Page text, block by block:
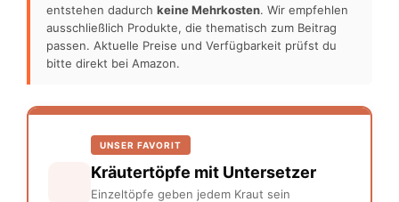
entstehen dadurch keine Mehrkosten. Wir empfehlen
ausschließlich Produkte, die thematisch zum Beitrag
passen. Aktuelle Preise und Verfügbarkeit prüfst du
bitte direkt bei Amazon.
UNSER FAVORIT
Kräutertöpfe mit Untersetzer
Einzeltöpfe geben jedem Kraut sein